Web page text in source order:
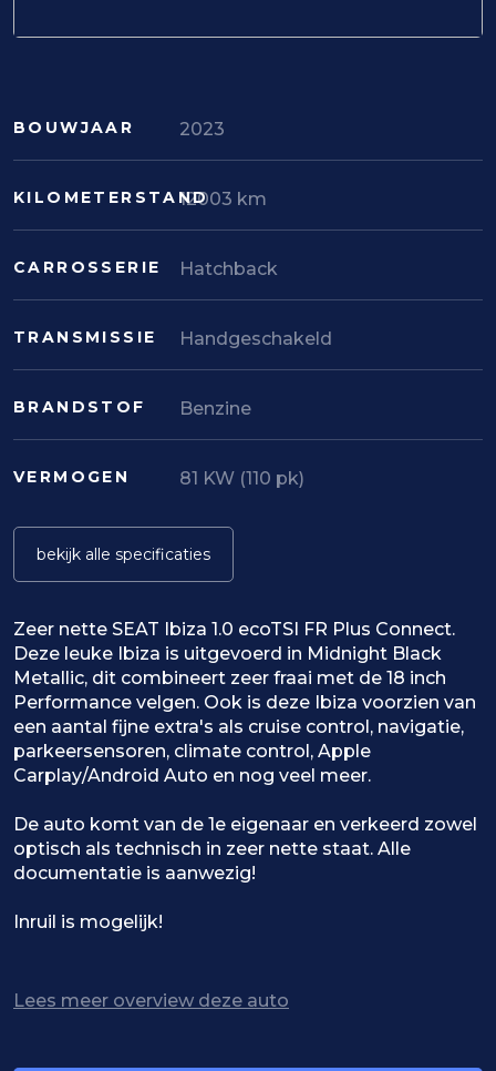
BOUWJAAR 2023
KILOMETERSTAND12003 km
CARROSSERIE Hatchback
TRANSMISSIE Handgeschakeld
BRANDSTOF Benzine
VERMOGEN 81 KW (110 pk)
bekijk alle specificaties
Zeer nette SEAT Ibiza 1.0 ecoTSI FR Plus Connect.
Deze leuke Ibiza is uitgevoerd in Midnight Black
Metallic, dit combineert zeer fraai met de 18 inch
Performance velgen. Ook is deze Ibiza voorzien van
een aantal fijne extra's als cruise control, navigatie,
parkeersensoren, climate control, Apple
Carplay/Android Auto en nog veel meer.
De auto komt van de 1e eigenaar en verkeerd zowel
optisch als technisch in zeer nette staat. Alle
documentatie is aanwezig!
Inruil is mogelijk!
( vraag naar de voorwaarden )
Lees meer overview deze auto